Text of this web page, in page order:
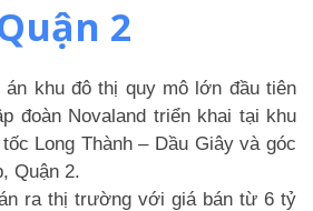
2
án khu đô thị quy mô lớn đầu tiên
đoàn Novaland triển khai tại khu
Long Thành – Dầu Giây và góc
Quận 2.
ra thị trường với giá bán từ 6 tỷ